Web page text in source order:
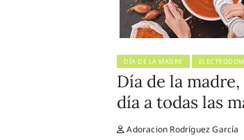
DÍA DE LA MADRE
Día de la
día a todas las
Adoracion Rodríguez García